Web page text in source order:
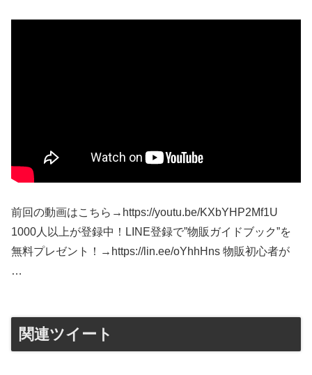
前回の動画はこちら→https://youtu.be/KXbYHP2Mf1U
1000人以上が登録中！LINE登録で”物販ガイドブック”を
無料プレゼント！→https://lin.ee/oYhhHns 物販初心者が
…
関連ツイート